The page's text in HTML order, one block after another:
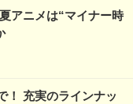
アニメは“マイナー時
！ 充実のラインナッ